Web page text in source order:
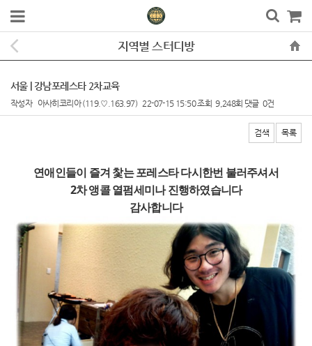
지역별 스터디방
서울 | 강남포레스타 2차교육
작성자 아사히코리아(119.♡.163.97) 22-07-15 15:50조회 9,248회 댓글 0건
검색 목록
연애인들이 즐겨 찿는 포레스타 다시한번 불러주셔서
2차 앵콜 열펌세미나 진행하였습니다
감사합니다